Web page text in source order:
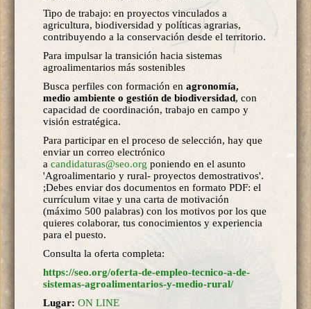
Tipo de trabajo: en proyectos vinculados a
agricultura, biodiversidad y políticas agrarias,
contribuyendo a la conservación desde el territorio.
Para impulsar la transición hacia sistemas
agroalimentarios más sostenibles
Busca perfiles con formación en agronomía,
medio ambiente o gestión de biodiversidad, con
capacidad de coordinación, trabajo en campo y
visión estratégica.
Para participar en el proceso de selección, hay que
enviar un correo electrónico
a candidaturas@seo.org poniendo en el asunto
'Agroalimentario y rural- proyectos demostrativos'.
;Debes enviar dos documentos en formato PDF: el
currículum vitae y una carta de motivación
(máximo 500 palabras) con los motivos por los que
quieres colaborar, tus conocimientos y experiencia
para el puesto.
Consulta la oferta completa:
https://seo.org/oferta-de-empleo-tecnico-a-de-
sistemas-agroalimentarios-y-medio-rural/
Lugar: ON LINE